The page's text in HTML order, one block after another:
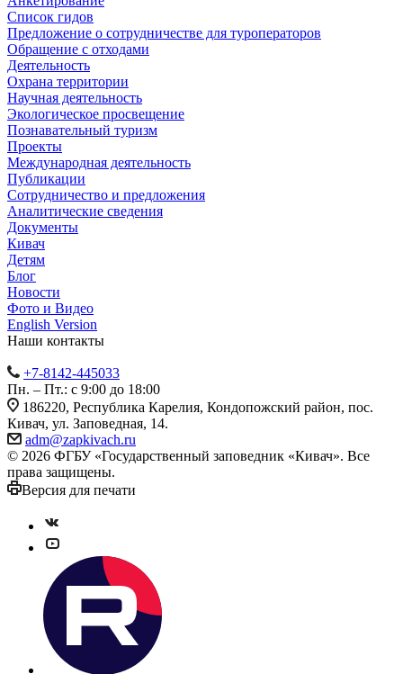
Список гидов
Предложение о сотрудничестве для туроператоров
Обращение с отходами
Деятельность
Охрана территории
Научная деятельность
Экологическое просвещение
Познавательный туризм
Проекты
Международная деятельность
Публикации
Сотрудничество и предложения
Аналитические сведения
Документы
Кивач
Детям
Блог
Новости
Фото и Видео
English Version
Наши контакты
+7-8142-445033
Пн. – Пт.: с 9:00 до 18:00
186220, Республика Карелия, Кондопожский район, пос.
Кивач, ул. Заповедная, 14.
adm@zapkivach.ru
© 2026 ФГБУ «Государственный заповедник «Кивач». Все
права защищены.
Версия для печати